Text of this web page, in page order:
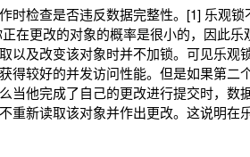
时检查是否违反数据完整性。[1] 乐观锁
在更改的对象的概率是很小的，因此乐
以及改变该对象时并不加锁。可见乐观
得较好的并发访问性能。但是如果第二
当他完成了自己的更改进行提交时，数
重新读取该对象并作出更改。这说明在